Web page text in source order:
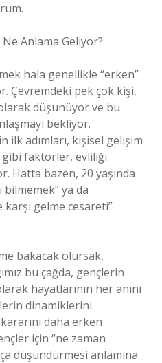
Anlama Geliyor?
hala genellikle “erken”
Çevremdeki pek çok kişi,
düşünüyor ve bu
bekliyor.
ilk adımları, kişisel gelişim
gibi faktörler, evliliği
Hatta bazen, 20 yaşında
bilmemek” ya da
gelme cesareti”
bakacak olursak,
bu çağda, gençlerin
hayatlarının her anını
dinamiklerini
daha erken
için “ne zaman
düşündürmesi anlamına